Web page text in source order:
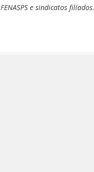
FENASPS e sindicatos filiados.